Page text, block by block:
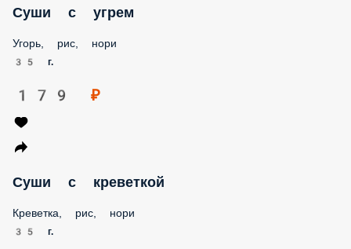
Суши с угрем
Угорь, рис, нори
35 г.
179 ₽
Суши с креветкой
Креветка, рис, нори
35 г.